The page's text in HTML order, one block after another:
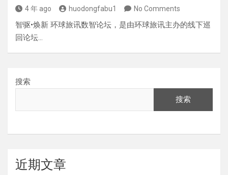
4 年 ago huodongfabu1 No Comments
智驱•焕新 环球旅讯数智论坛，是由环球旅讯主办的线下巡
回论坛…
搜索
搜索
近期文章